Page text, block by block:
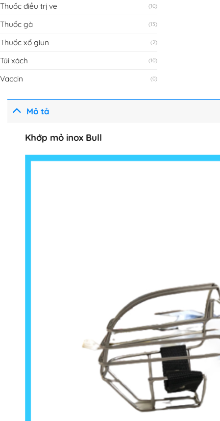
Thuốc điều trị ve (10)
Thuốc gà (13)
Thuốc xổ giun (2)
Túi xách (10)
Vaccin (0)
Mô tả
Khớp mỏ inox Bull